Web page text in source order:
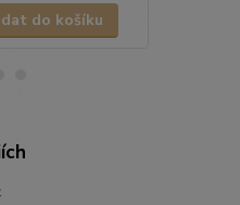
do košíku